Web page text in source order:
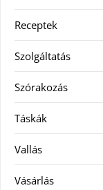
Receptek
Szolgáltatás
Szórakozás
Táskák
Vallás
Vásárlás